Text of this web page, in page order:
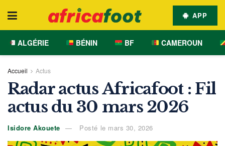
APP
ALGÉRIE BÉNIN BF CAMEROUN
Accueil Actus
Radar actus Africafoot : Fil
actus du 30 mars 2026
Isidore Akouete Posté le mars 30, 2026